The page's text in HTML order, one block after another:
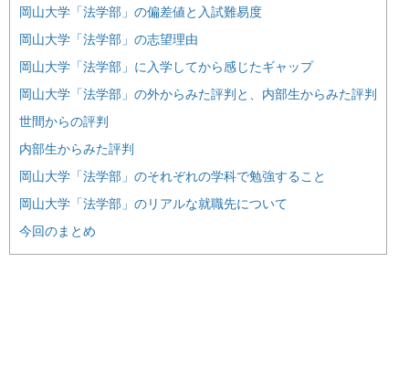
岡山大学「法学部」の偏差値と入試難易度
岡山大学「法学部」の志望理由
岡山大学「法学部」に入学してから感じたギャップ
岡山大学「法学部」の外からみた評判と、内部生からみた評判
世間からの評判
内部生からみた評判
岡山大学「法学部」のそれぞれの学科で勉強すること
岡山大学「法学部」のリアルな就職先について
今回のまとめ